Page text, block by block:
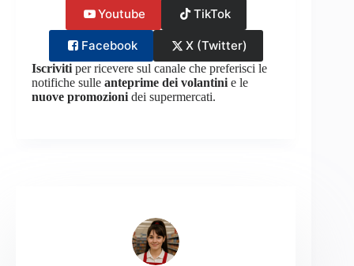
Youtube TikTok
Facebook X (Twitter)
Iscriviti per ricevere sul canale che preferisci le
notifiche sulle anteprime dei volantini e le
nuove promozioni dei supermercati.